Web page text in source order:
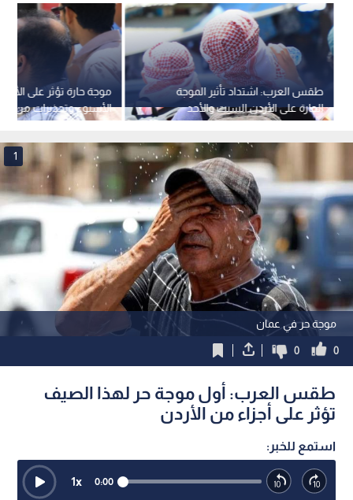
موجة حارة تؤثر على
الأسبوع وتحذيرات من
المباشر للشمس
طقس العرب: اشتداد تأثير الموجة
الحارة على الأردن السبت والأحد
موجة حر في عمان
1
0
0
طقس العرب: أول موجة حر لهذا الصيف
تؤثر على أجزاء من الأردن
استمع للخبر:
0:00
1x